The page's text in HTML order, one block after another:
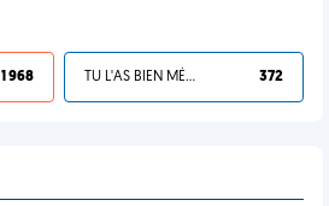
1 968 TU L'AS BIEN MÉRITÉ 372